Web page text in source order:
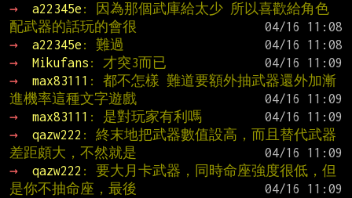
→
a22345e : 因為那個武庫給太少 所以喜歡給角色
配武器的話玩的會很
→
a22345e : 難過
→
Mikufans : 才突3而已
→
max83111 : 都不怎樣 難道要額外抽武器還外加漸
進機率這種文字遊戲
→
max83111 : 是對玩家有利嗎
→
qazw222 : 終末地把武器數值設高，而且替代武器
差距頗大，不然就是
→
qazw222 : 要大月卡武器，同時命座強度很低，但
是你不抽命座，最後